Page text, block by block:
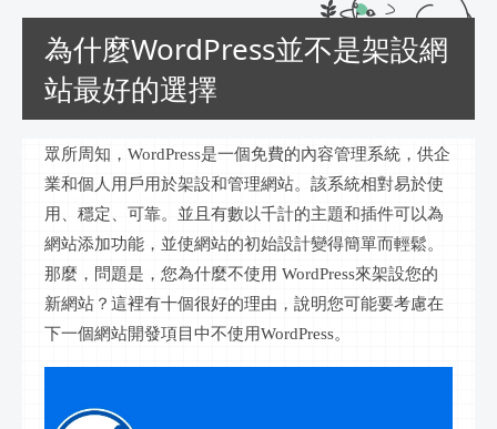
為什麼WordPress並不是架設網
站最好的選擇
眾所周知， WordPress是一個免費的內容管理系統，供企
業和個人用戶用於架設和管理網站。該系統相對易於使
用、穩定、可靠。並且有數以千計的主題和插件可以為
網站添加功能，並使網站的初始設計變得簡單而輕鬆。
那麼，問題是，您為什麼不使用 WordPress來架設您的
新網站？這裡有十個很好的理由，說明您可能要考慮在
下一個網站開發項目中不使用WordPress。